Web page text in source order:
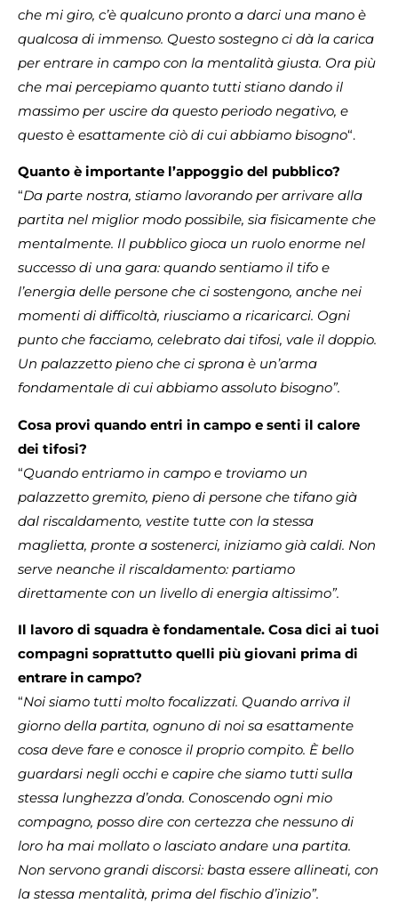
che mi giro, c’è qualcuno pronto a darci una mano è
qualcosa di immenso. Questo sostegno ci dà la carica
per entrare in campo con la mentalità giusta. Ora più
che mai percepiamo quanto tutti stiano dando il
massimo per uscire da questo periodo negativo, e
questo è esattamente ciò di cui abbiamo bisogno“.
Quanto è importante l’appoggio del pubblico?
“Da parte nostra, stiamo lavorando per arrivare alla
partita nel miglior modo possibile, sia fisicamente che
mentalmente. Il pubblico gioca un ruolo enorme nel
successo di una gara: quando sentiamo il tifo e
l’energia delle persone che ci sostengono, anche nei
momenti di difficoltà, riusciamo a ricaricarci. Ogni
punto che facciamo, celebrato dai tifosi, vale il doppio.
Un palazzetto pieno che ci sprona è un’arma
fondamentale di cui abbiamo assoluto bisogno”.
Cosa provi quando entri in campo e senti il calore
dei tifosi?
“Quando entriamo in campo e troviamo un
palazzetto gremito, pieno di persone che tifano già
dal riscaldamento, vestite tutte con la stessa
maglietta, pronte a sostenerci, iniziamo già caldi. Non
serve neanche il riscaldamento: partiamo
direttamente con un livello di energia altissimo”.
Il lavoro di squadra è fondamentale. Cosa dici ai tuoi
compagni soprattutto quelli più giovani prima di
entrare in campo?
“Noi siamo tutti molto focalizzati. Quando arriva il
giorno della partita, ognuno di noi sa esattamente
cosa deve fare e conosce il proprio compito. È bello
guardarsi negli occhi e capire che siamo tutti sulla
stessa lunghezza d’onda. Conoscendo ogni mio
compagno, posso dire con certezza che nessuno di
loro ha mai mollato o lasciato andare una partita.
Non servono grandi discorsi: basta essere allineati, con
la stessa mentalità, prima del fischio d’inizio”.